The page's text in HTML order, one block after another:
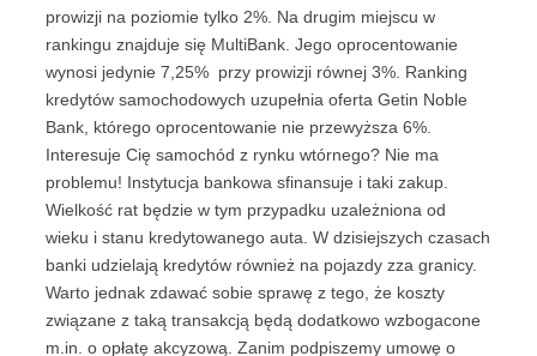
prowizji na poziomie tylko 2%. Na drugim miejscu w
rankingu znajduje się MultiBank. Jego oprocentowanie
wynosi jedynie 7,25% przy prowizji równej 3%. Ranking
kredytów samochodowych uzupełnia oferta Getin Noble
Bank, którego oprocentowanie nie przewyższa 6%.
Interesuje Cię samochód z rynku wtórnego? Nie ma
problemu! Instytucja bankowa sfinansuje i taki zakup.
Wielkość rat będzie w tym przypadku uzależniona od
wieku i stanu kredytowanego auta. W dzisiejszych czasach
banki udzielają kredytów również na pojazdy zza granicy.
Warto jednak zdawać sobie sprawę z tego, że koszty
związane z taką transakcją będą dodatkowo wzbogacone
m.in. o opłatę akcyzową. Zanim podpiszemy umowę o